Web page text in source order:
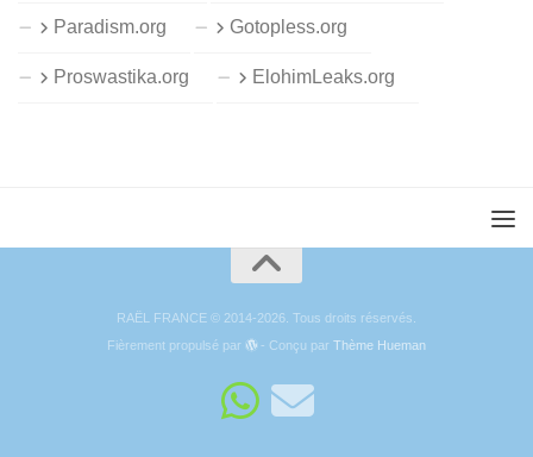
Paradism.org Gotopless.org
Proswastika.org ElohimLeaks.org
RAËL FRANCE © 2014-2026. Tous droits réservés.
Fièrement propulsé par
- Conçu parThème Hueman